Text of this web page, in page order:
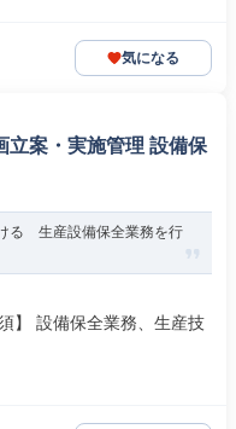
気になる
立案・実施管理 設備保
る 生産設備保全業務を行
】 設備保全業務、生産技